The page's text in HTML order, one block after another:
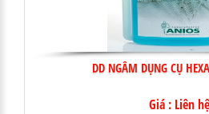
DD NGÂM DỤNG CỤ
Giá : Liên hệ